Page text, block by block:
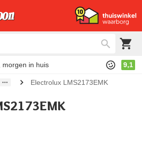
morgen in huis 9,1
Electrolux LMS2173EMK